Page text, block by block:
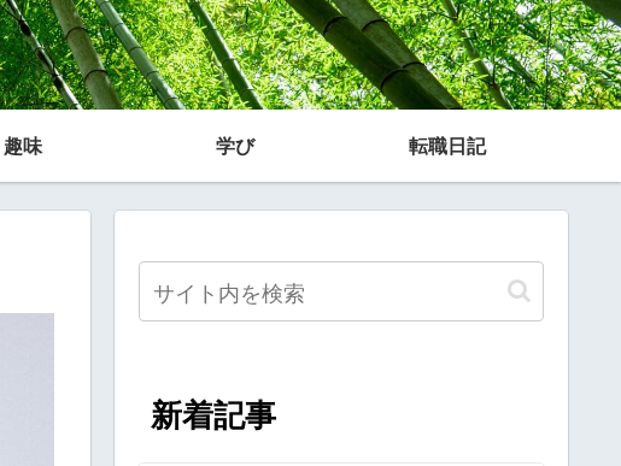
趣味 学び 転職日記
新着記事